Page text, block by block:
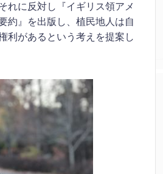
れに反対し『イギリス領アメ
約』を出版し、植民地人は自
利があるという考えを提案し